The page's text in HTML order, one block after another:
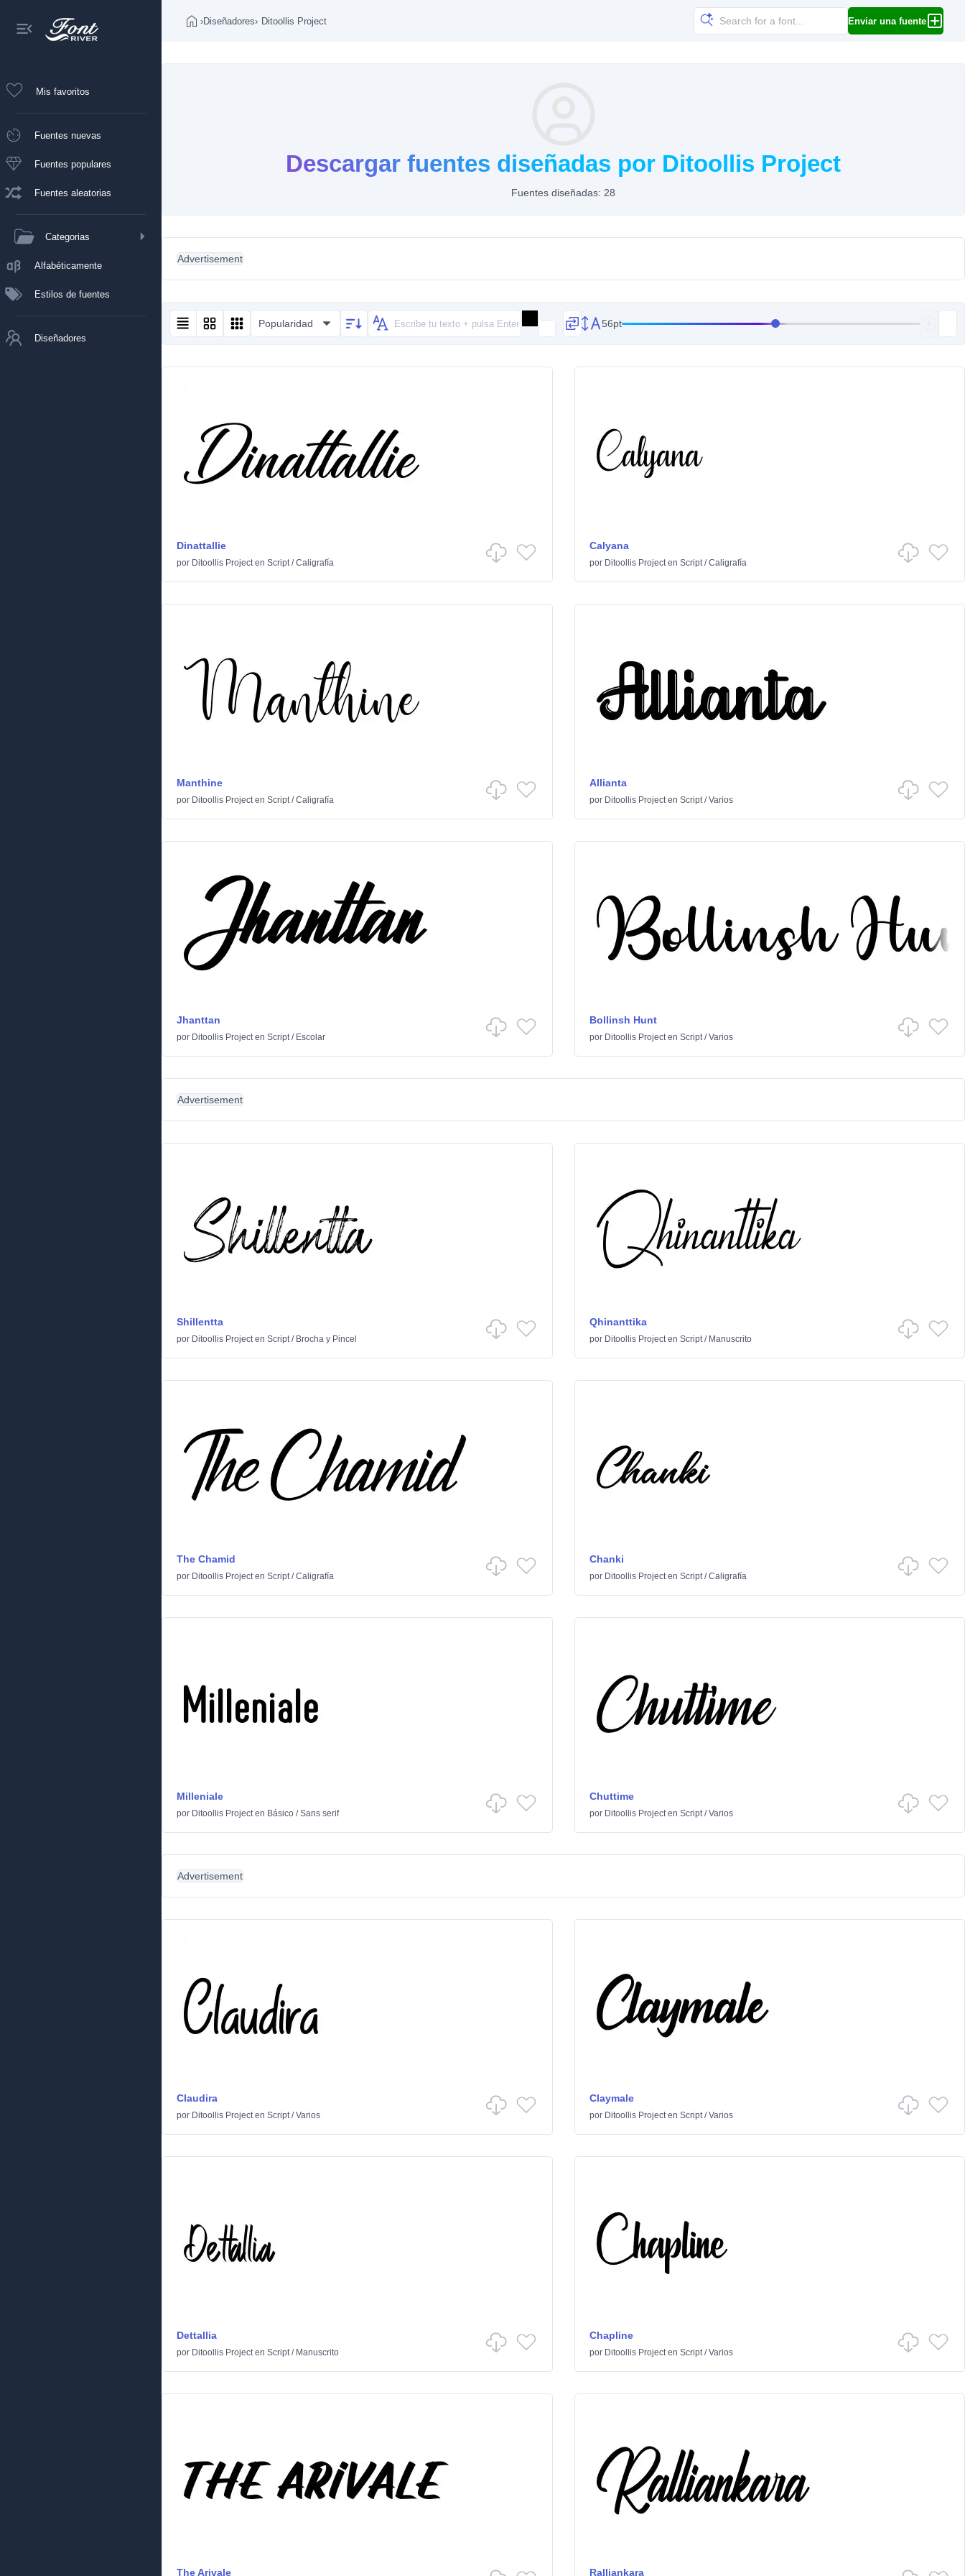
Mis favoritos
Fuentes nuevas
Fuentes populares
Fuentes aleatorias
Categorias
Alfabéticamente
Estilos de fuentes
Diseñadores
›Diseñadores› Ditoollis Project Enviar una fuente
Descargar fuentes diseñadas por Ditoollis Project
Fuentes diseñadas: 28
Advertisement
Popularidad 56pt
Dinattallie
por Ditoollis Projecten Script/Caligrafía
Calyana
por Ditoollis Projecten Script/Caligrafía
Manthine
por Ditoollis Projecten Script/Caligrafía
Allianta
por Ditoollis Projecten Script/Varios
Jhanttan
por Ditoollis Projecten Script/ Escolar
Bollinsh Hunt
por Ditoollis Projecten Script/Varios
Advertisement
Shillentta
por Ditoollis Projecten Script/ Brocha y Pincel
Qhinanttika
por Ditoollis Projecten Script/ Manuscrito
The Chamid
por Ditoollis Projecten Script/Caligrafía
Chanki
por Ditoollis Projecten Script/Caligrafía
Milleniale
por Ditoollis Projecten Básico /Sans serif
Chuttime
por Ditoollis Projecten Script/Varios
Advertisement
Claudira
por Ditoollis Projecten Script/Varios
Claymale
por Ditoollis Projecten Script/Varios
Dettallia
por Ditoollis Projecten Script/ Manuscrito
Chapline
por Ditoollis Projecten Script/Varios
The Arivale Ralliankara